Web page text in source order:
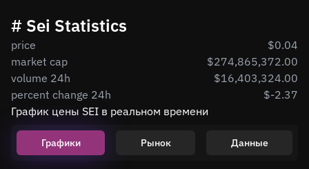
# Sei Statistics
price
$0.04
market cap
$274,865,372.00
volume 24h
$16,403,324.00
percent change 24h
$-2.37
График цены SEI в реальном времени
Графики Рынок Данные